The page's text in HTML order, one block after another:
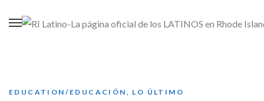
EDUCATION/EDUCACIÓN
LO ÚLTIMO